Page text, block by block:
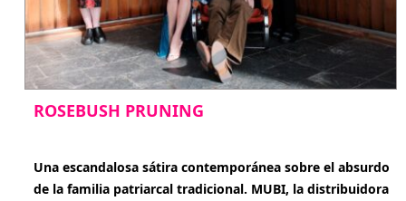
ROSEBUSH PRUNING
Una escandalosa sátira contemporánea sobre el absurdo
de la familia patriarcal tradicional. MUBI, la distribuidora